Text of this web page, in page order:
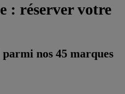
: réserver votre
nos 45 marques